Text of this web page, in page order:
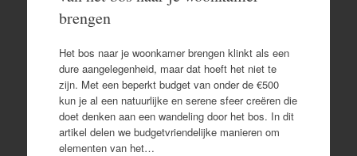
brengen
Het bos naar je woonkamer brengen klinkt als een
dure aangelegenheid, maar dat hoeft het niet te
zijn. Met een beperkt budget van onder de €500
kun je al een natuurlijke en serene sfeer creëren die
doet denken aan een wandeling door het bos. In dit
artikel delen we budgetvriendelijke manieren om
elementen van het…